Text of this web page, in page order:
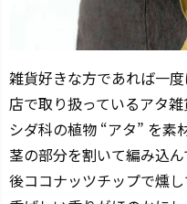
雑貨好きな方であれば一
店で取り扱っているアタ
シダ科の植物 “アタ” を素
茎の部分を割いて編み込
後ココナッツチップで燻